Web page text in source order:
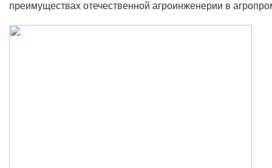
преимуществах отечественной агроинженерии в